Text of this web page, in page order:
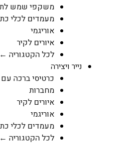
משקפי שמש
מעמדים לכלי
אוריגמי
איורים לקיר
לכל הקטגוריה ←
נייר ויצירה
כרטיסי ברכה
מחברות
איורים לקיר
אוריגמי
מעמדים לכלי
לכל הקטגוריה ←